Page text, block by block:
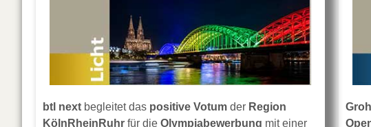
btl next begleitet das positive Votum der Region
KölnRheinRuhr für die Olympiabewerbung mit einer